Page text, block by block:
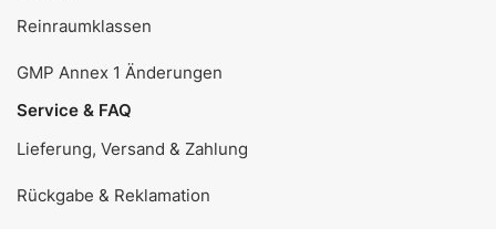
Reinraumklassen
GMP Annex 1 Änderungen
Service & FAQ
Lieferung, Versand & Zahlung
Rückgabe & Reklamation